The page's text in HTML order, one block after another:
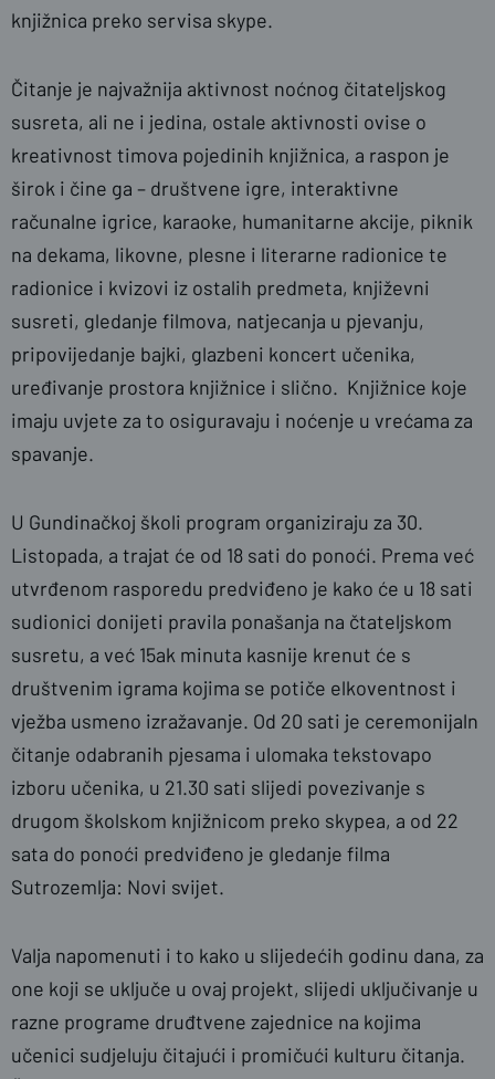
knjižnica preko servisa skype.
Čitanje je najvažnija aktivnost noćnog čitateljskog
susreta, ali ne i jedina, ostale aktivnosti ovise o
kreativnost timova pojedinih knjižnica, a raspon je
širok i čine ga – društvene igre, interaktivne
računalne igrice, karaoke, humanitarne akcije, piknik
na dekama, likovne, plesne i literarne radionice te
radionice i kvizovi iz ostalih predmeta, književni
susreti, gledanje filmova, natjecanja u pjevanju,
pripovijedanje bajki, glazbeni koncert učenika,
uređivanje prostora knjižnice i slično. Knjižnice koje
imaju uvjete za to osiguravaju i noćenje u vrećama za
spavanje.
U Gundinačkoj školi program organiziraju za 30.
Listopada, a trajat će od 18 sati do ponoći. Prema već
utvrđenom rasporedu predviđeno je kako će u 18 sati
sudionici donijeti pravila ponašanja na čtateljskom
susretu, a već 15ak minuta kasnije krenut će s
društvenim igrama kojima se potiče elkoventnost i
vježba usmeno izražavanje. Od 20 sati je ceremonijaln
čitanje odabranih pjesama i ulomaka tekstovapo
izboru učenika, u 21.30 sati slijedi povezivanje s
drugom školskom knjižnicom preko skypea, a od 22
sata do ponoći predviđeno je gledanje filma
Sutrozemlja: Novi svijet.
Valja napomenuti i to kako u slijedećih godinu dana, za
one koji se uključe u ovaj projekt, slijedi uključivanje u
razne programe druđtvene zajednice na kojima
učenici sudjeluju čitajući i promičući kulturu čitanja.